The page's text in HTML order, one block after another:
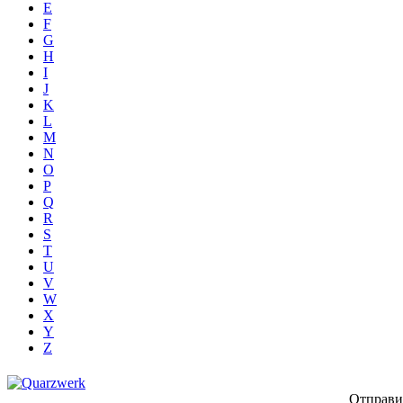
E
F
G
H
I
J
K
L
M
N
O
P
Q
R
S
T
U
V
W
X
Y
Z